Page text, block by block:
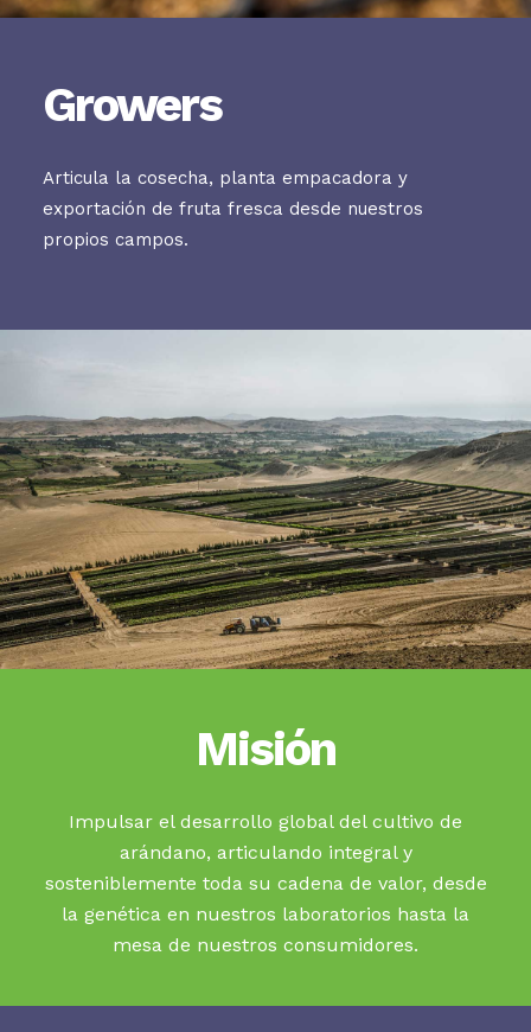
Growers
Articula la cosecha, planta empacadora y
exportación de fruta fresca desde nuestros
propios campos.
Misión
Impulsar el desarrollo global del cultivo de
arándano, articulando integral y
sosteniblemente toda su cadena de valor, desde
la genética en nuestros laboratorios hasta la
mesa de nuestros consumidores.